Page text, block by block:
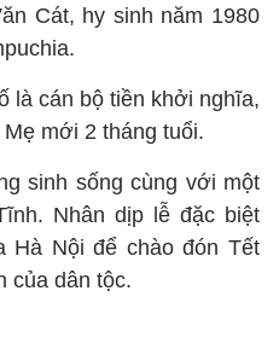
Cát, hy sinh năm 1980
là cán bộ tiền khởi nghĩa,
mới 2 tháng tuổi.
sinh sống cùng với một
Nhân dịp lễ đặc biệt
Hà Nội để chào đón Tết
của dân tộc.